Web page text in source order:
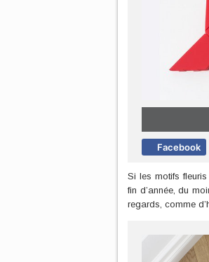
Facebook
Si les motifs fleuris
fin d’année, du
regards, comme